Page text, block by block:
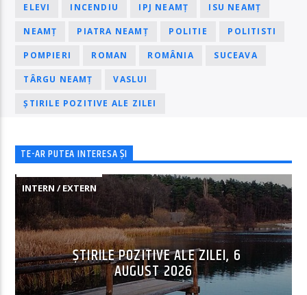
ELEVI INCENDIU IPJ NEAMȚ ISU NEAMȚ
NEAMȚ PIATRA NEAMȚ POLITIE POLITISTI
POMPIERI ROMAN ROMÂNIA SUCEAVA
TÂRGU NEAMȚ VASLUI
ȘTIRILE POZITIVE ALE ZILEI
TE-AR PUTEA INTERESA ȘI
INTERN / EXTERN
ȘTIRILE POZITIVE ALE ZILEI, 6
AUGUST 2026